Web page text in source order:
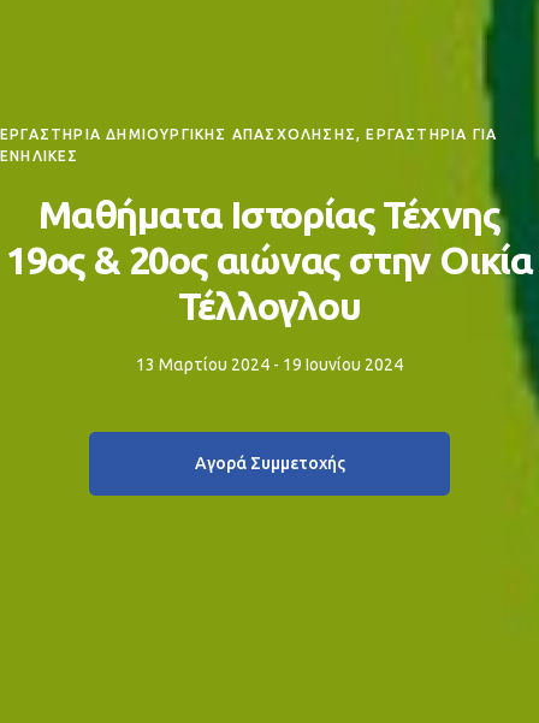
ΕΡΓΑΣΤΗΡΙΑ ΔΗΜΙΟΥΡΓΙΚΗΣ ΑΠΑΣΧΟΛΗΣΗΣ, ΕΡΓΑΣΤΗΡΙΑ ΓΙΑ
ΕΝΗΛΙΚΕΣ
Μαθήματα Ιστορίας Τέχνης
19ος & 20ος αιώνας στην Οικία
Τέλλογλου
13 Μαρτίου 2024 - 19 Ιουνίου 2024
Αγορά Συμμετοχής